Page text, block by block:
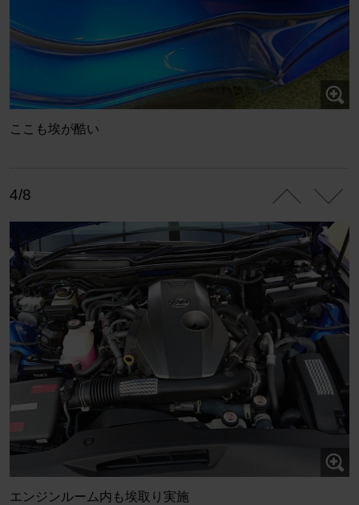
ここも埃が酷い
4/8
エンジンルーム内も埃取り実施